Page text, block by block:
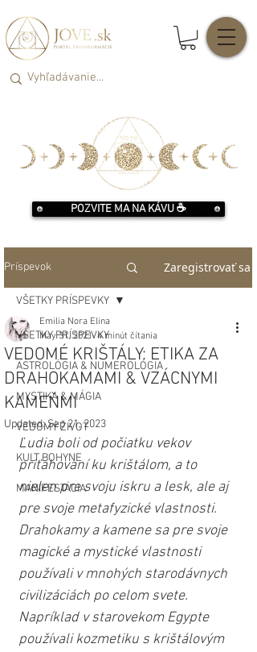
POZVITE MA NA KÁVU ☕️
Príspevok Zaregistrovať sa
VŠETKY PRÍSPEVKY
ASTROLÓGIA & NUMEROLÓGIA
MYSTIKA & MÁGIA
VEDOMÝ ŽIVOT
KULT BOHYNE
MANIFESTÁCIA
VŠETKY PRÍSPEVKY
VEDOMÉ KRIŠTÁLY: ETIKA ZA
DRAHOKAMAMI & VZÁCNYMI
KAMEŇMI
Emilia Nora Elina
May 31, 2021 4 minút čítania
Updated:Sep 21, 2023
Ľudia boli od počiatku vekov
priťahovaní ku krištálom, a to
nielen pre svoju iskru a lesk, ale aj
pre svoje metafyzické vlastnosti.
Drahokamy a kamene sa pre svoje
magické a mystické vlastnosti
používali v mnohých starodávnych
civilizáciách po celom svete.
Napríklad v starovekom Egypte
používali kozmetiku s krištálovým